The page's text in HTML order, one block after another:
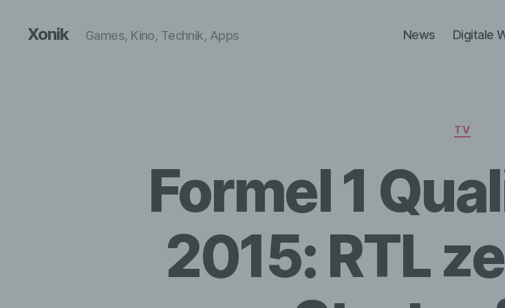
Xonik Games, Kino, Technik, Apps News Digitale
TV
Formel 1
2015: RTL